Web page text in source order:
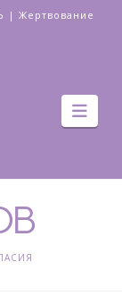
| Жертвование